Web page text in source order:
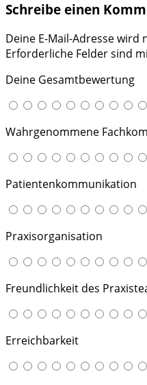
Schreibe einen
Deine E-Mail-Adresse
Erforderliche Felder sind
Deine Gesamtbewertung
Wahrgenommene
Patientenkommunikation
Praxisorganisation
Freundlichkeit des
Erreichbarkeit